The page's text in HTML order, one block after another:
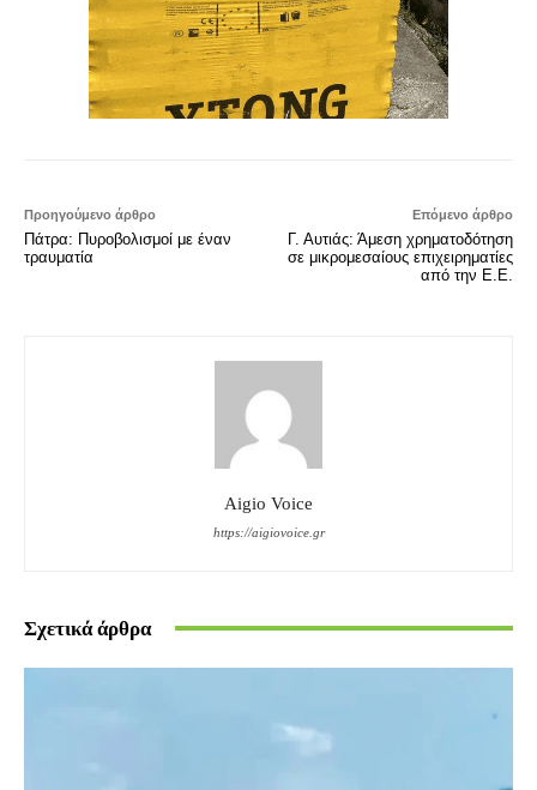
Προηγούμενο άρθρο
Πάτρα: Πυροβολισμοί με έναν
τραυματία
Επόμενο άρθρο
Γ. Αυτιάς: Άμεση χρηματοδότηση
σε μικρομεσαίους επιχειρηματίες
από την Ε.Ε.
Aigio Voice
https://aigiovoice.gr
Σχετικά άρθρα